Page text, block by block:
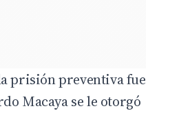
prisión preventiva fue
Macaya se le otorgó